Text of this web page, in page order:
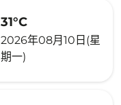
31°C
2026年08月10日(星
期一)